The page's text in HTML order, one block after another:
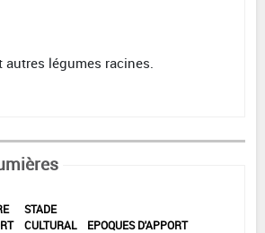
autres légumes racines.
STADE
CULTURAL
EPOQUES D'APPORT